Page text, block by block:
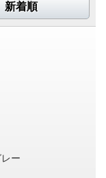
新着順
ー